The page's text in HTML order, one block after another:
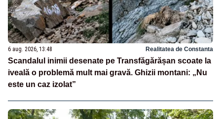
6 aug. 2026, 13:48 Realitatea de Constanta
Scandalul inimii desenate pe Transfăgărășan scoate la
iveală o problemă mult mai gravă. Ghizii montani: „Nu
este un caz izolat”